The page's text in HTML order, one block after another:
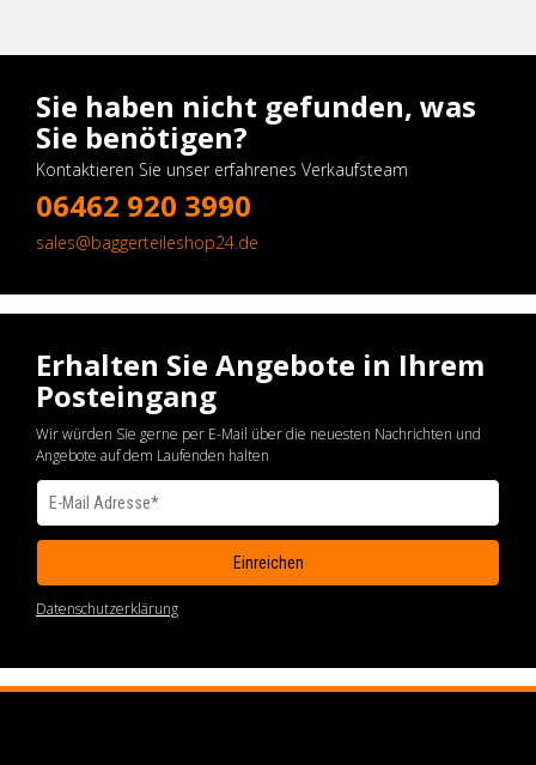
Sie haben nicht gefunden, was
Sie benötigen?
Kontaktieren Sie unser erfahrenes Verkaufsteam
06462 920 3990
sales@baggerteileshop24.de
Erhalten Sie Angebote in Ihrem
Posteingang
Wir würden Sie gerne per E-Mail über die neuesten Nachrichten und
Angebote auf dem Laufenden halten
Datenschutzerklärung